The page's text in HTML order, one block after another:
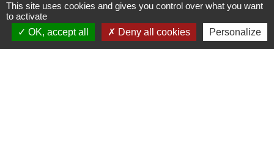
Contacts
Commune de la Touche
This site uses cookies and gives you control over what you want
to activate
OK, accept all
Deny all cookies Personalize